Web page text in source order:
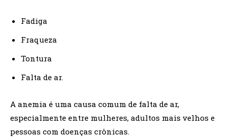
Fadiga
Fraqueza
Tontura
Falta de ar.
A anemia é uma causa comum de falta de ar,
especialmente entre mulheres, adultos mais velhos e
pessoas com doenças crônicas.